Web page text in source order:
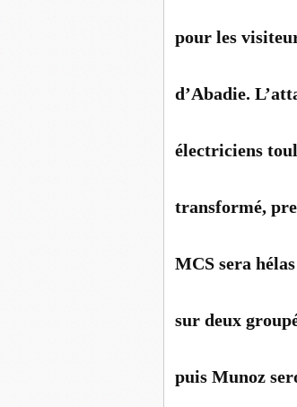
pour les
d’Abadie.
électriciens
transformé,
MCS sera
sur deux
puis Munoz